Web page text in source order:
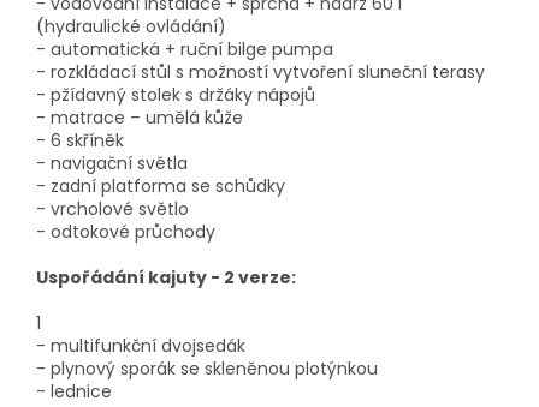
(hydraulické ovládání)
- automatická + ruční bilge pumpa
- rozkládací stůl s možností vytvoření sluneční terasy
- pžídavný stolek s držáky nápojů
- matrace – umělá kůže
- 6 skříněk
- navigační světla
- zadní platforma se schůdky
- vrcholové světlo
- odtokové průchody
Uspořádání kajuty - 2 verze:
1
- multifunkční dvojsedák
- plynový sporák se skleněnou plotýnkou
- lednice